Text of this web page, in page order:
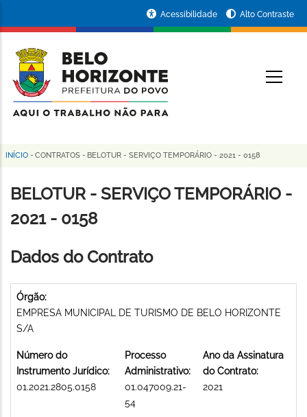
conteúdo
principal
da
Prefeitura
de
Horizonte
Acessibilidade Alto Contraste
Trilha
de
navegação
INÍCIO - CONTRATOS - BELOTUR - SERVIÇO TEMPORÁRIO - 2021 - 0158
BELOTUR - SERVIÇO TEMPORÁRIO -
2021 - 0158
Dados do Contrato
Órgão:
EMPRESA MUNICIPAL DE TURISMO DE BELO HORIZONTE
S/A
Número do
Instrumento Jurídico:
01.2021.2805.0158
Processo
Administrativo:
01.047009.21-
54
Ano da Assinatura
do Contrato:
2021